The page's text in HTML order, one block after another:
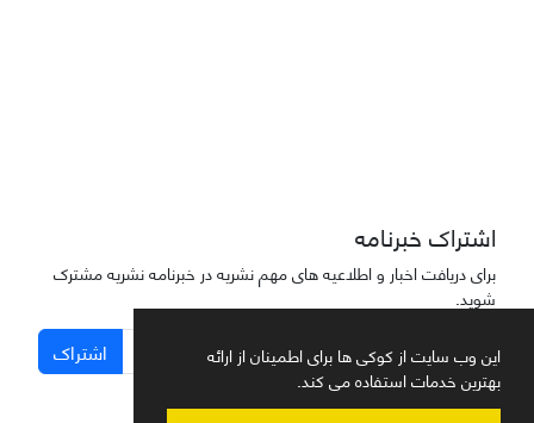
این وب سایت از کوکی ها برای اطمینان از ارائه
بهترین خدمات استفاده می کند.
اشتراک خبرنامه
برای دریافت اخبار و اطلاعیه های مهم نشریه در خبرنامه نشریه مشترک
شوید.
اشتراک